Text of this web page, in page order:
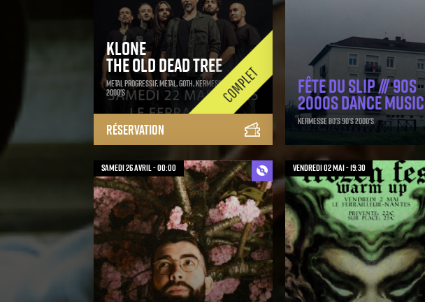
Klone
The Old Dead Tree
Metal progressif, Metal, Goth, Kermesse 80's 90's
2000's
Réservation
Fête du slip /// 90s
2000S Dance music
Kermesse 80's 90's 2000's
samedi 26 avril - 00:00 vendredi 02 mai - 19:30